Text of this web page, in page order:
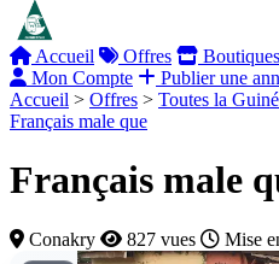
Accueil Offres Boutiques
Mon Compte
Publier une
Accueil > Offres > Toutes la
Français male que
Français male
Conakry 827 vues Mise